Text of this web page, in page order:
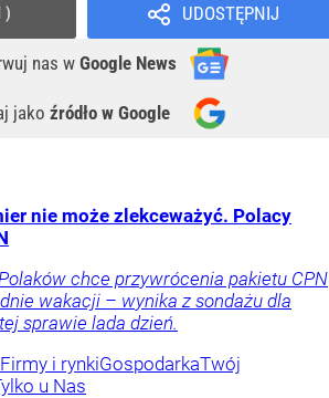
UDOSTĘPNIJ
nas w Google News
jako źródło w Google
nie może zlekceważyć. Polacy
chce przywrócenia pakietu CPN
wakacji – wynika z sondażu dla
sprawie lada dzień.
Firmy i rynkiGospodarkaTwój
u Nas